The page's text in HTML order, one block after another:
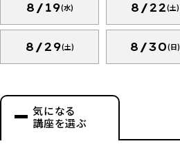
8/19(水) 8/22(土)
8/29(土) 8/30(日)
気になる
講座を選ぶ